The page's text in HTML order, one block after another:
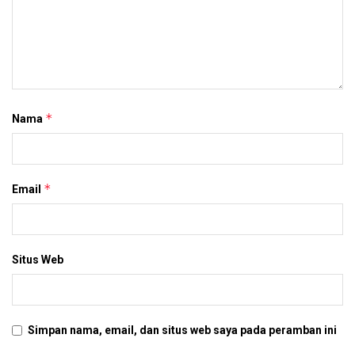
Nama *
Email *
Situs Web
Simpan nama, email, dan situs web saya pada peramban ini